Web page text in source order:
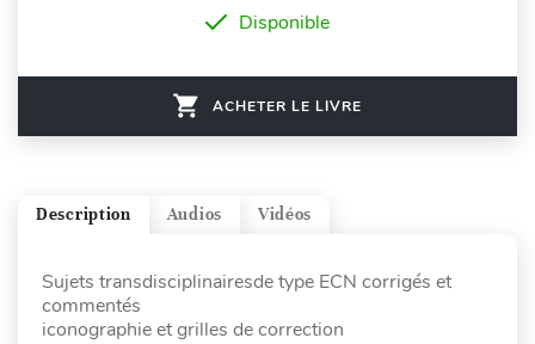
Disponible
ACHETER LE LIVRE
Vidéos
Audios
Description
Sujets transdisciplinairesde type ECN corrigés et
commentés
iconographie et grilles de correction